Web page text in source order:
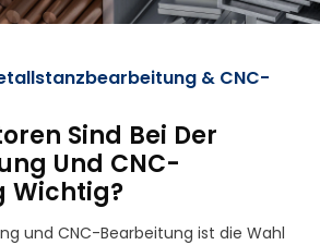
& CNC-
Sind Bei Der
Und CNC-
Wichtig?
und CNC-Bearbeitung ist die Wahl